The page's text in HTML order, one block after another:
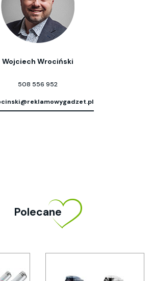
Wojciech Wrociński
508 556 952
Polecane